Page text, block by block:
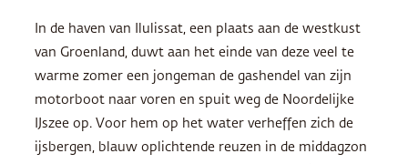
In de haven van Ilulissat, een plaats aan de westkust
van Groenland, duwt aan het einde van deze veel te
warme zomer een jongeman de gashendel van zijn
motorboot naar voren en spuit weg de Noordelijke
IJszee op. Voor hem op het water verheffen zich de
ijsbergen, blauw oplichtende reuzen in de middagzon